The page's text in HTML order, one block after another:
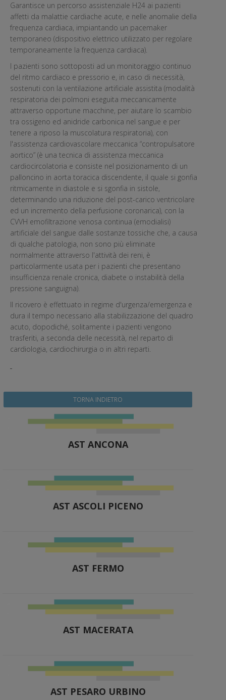
Garantisce un percorso assistenziale H24 ai pazienti
affetti da malattie cardiache acute, e nelle anomalie della
frequenza cardiaca, impiantando un pacemaker
temporaneo (dispositivo elettrico utilizzato per regolare
temporaneamente la frequenza cardiaca).
I pazienti sono sottoposti ad un monitoraggio continuo
del ritmo cardiaco e pressorio e, in caso di necessità,
sostenuti con la ventilazione artificiale assistita (modalità
respiratoria dei polmoni eseguita meccanicamente
attraverso opportune macchine, per aiutare lo scambio
tra ossigeno ed anidride carbonica nel sangue e per
tenere a riposo la muscolatura respiratoria), con
l'assistenza cardiovascolare meccanica “contropulsatore
aortico” (è una tecnica di assistenza meccanica
cardiocircolatoria e consiste nel posizionamento di un
palloncino in aorta toracica discendente, il quale si gonfia
ritmicamente in diastole e si sgonfia in sistole,
determinando una riduzione del post-carico ventricolare
ed un incremento della perfusione coronarica), con la
CVVH emofiltrazione venosa continua (emodialisi)
artificiale del sangue dalle sostanze tossiche che, a causa
di qualche patologia, non sono più eliminate
normalmente attraverso l'attività dei reni, è
particolarmente usata per i pazienti che presentano
insufficienza renale cronica, diabete o instabilità della
pressione sanguigna).
Il ricovero è effettuato in regime d'urgenza/emergenza e
dura il tempo necessario alla stabilizzazione del quadro
acuto, dopodiché, solitamente i pazienti vengono
trasferiti, a seconda delle necessità, nel reparto di
cardiologia, cardiochirurgia o in altri reparti.
TORNA INDIETRO
AST ANCONA
AST ASCOLI PICENO
AST FERMO
AST MACERATA
AST PESARO URBINO